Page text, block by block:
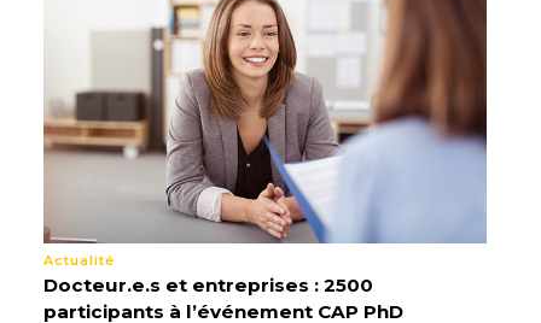
Actualité
Docteur.e.s et entreprises : 2500
participants à l’événement CAP PhD